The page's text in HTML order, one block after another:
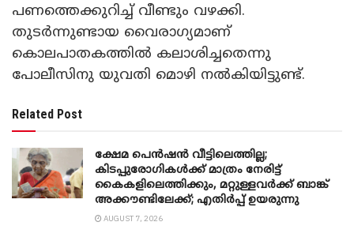
പണത്തെക്കുറിച്ച് വീണ്ടും വഴക്കി.
തുടർന്നുണ്ടായ വൈരാഗ്യമാണ്
കൊലപാതകത്തിൽ കലാശിച്ചതെന്നു
പോലീസിനു യുവതി മൊഴി നൽകിയിട്ടുണ്ട്.
Related Post
ക്ഷേമ പെൻഷൻ വീട്ടിലെത്തില്ല;
കിടപ്പുരോഗികൾക്ക് മാത്രം നേരിട്ട്
കൈകളിലെത്തിക്കും, മറ്റുള്ളവർക്ക് ബാങ്ക്
അക്കൗണ്ടിലേക്ക്; എതിർപ്പ് ഉയരുന്നു
AUGUST 7, 2026